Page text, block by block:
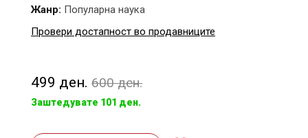
Жанр: Популарна наука
Провери достапност во продавниците
499 ден. 600 ден.
Заштедувате 101 ден.